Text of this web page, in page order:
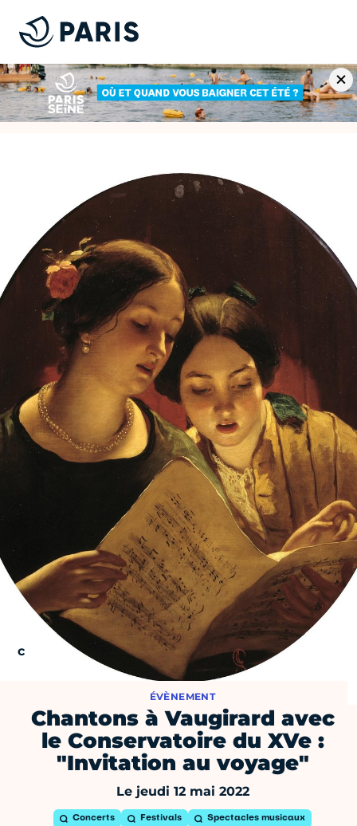
ÉVÈNEMENT
Chantons à Vaugirard avec
le Conservatoire du XVe :
"Invitation au voyage"
Le jeudi 12 mai 2022
Concerts Festivals Spectacles musicaux